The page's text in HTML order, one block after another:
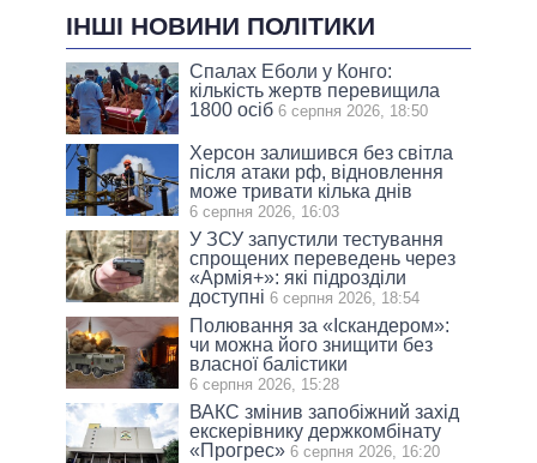
ІНШІ НОВИНИ ПОЛІТИКИ
Спалах Еболи у Конго:
кількість жертв перевищила
1800 осіб 6 серпня 2026, 18:50
Херсон залишився без світла
після атаки рф, відновлення
може тривати кілька днів
6 серпня 2026, 16:03
У ЗСУ запустили тестування
спрощених переведень через
«Армія+»: які підрозділи
доступні 6 серпня 2026, 18:54
Полювання за «Іскандером»:
чи можна його знищити без
власної балістики
6 серпня 2026, 15:28
ВАКС змінив запобіжний захід
екскерівнику держкомбінату
«Прогрес» 6 серпня 2026, 16:20